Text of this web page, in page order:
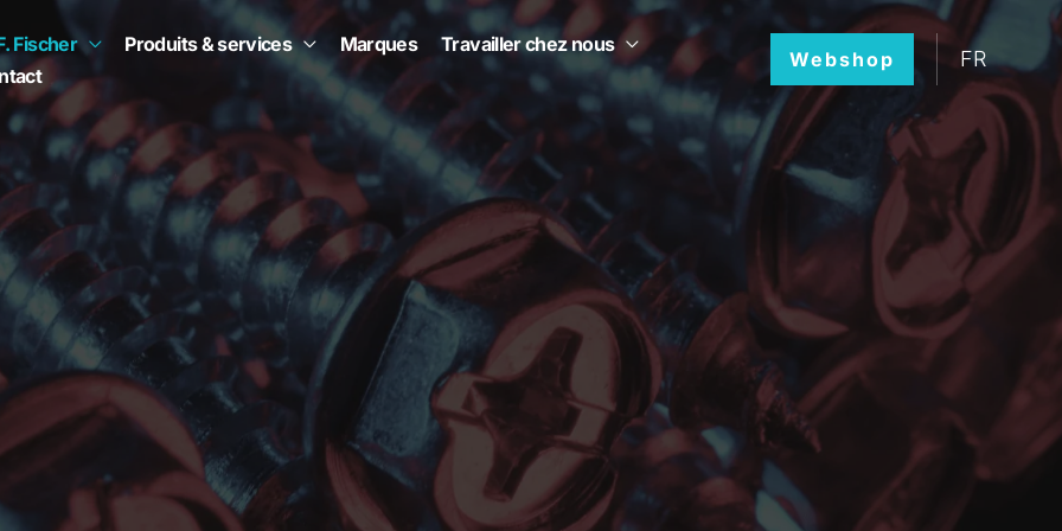
Fischer Produits & services Marques
Travailler chez nous
Webshop FR